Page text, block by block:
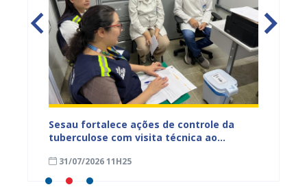
Sesau fortalece ações de controle da
tuberculose com visita técnica ao
31/07/2026 11H25